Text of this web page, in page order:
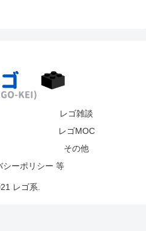
レゴ雑談
レゴMOC
その他
シーポリシー 等
レゴ系.